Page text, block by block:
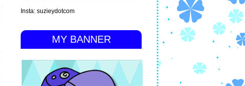
Insta: suzieydotcom
MY BANNER